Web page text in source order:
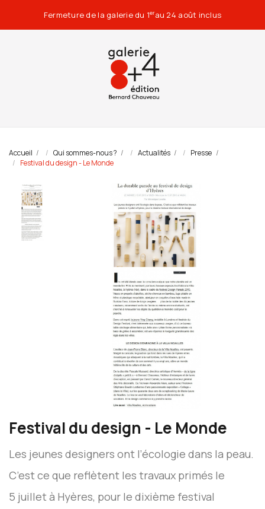
Fermeture de la galerie du 1erau 24 août inclus
Accueil Qui sommes-nous ? Actualités
Presse
Festival du design - Le Monde
Festival du design - Le Monde
Les jeunes designers ont l’écologie dans la peau.
C’est ce que reflètent les travaux primés le
5 juillet à Hyères, pour le dixième festival